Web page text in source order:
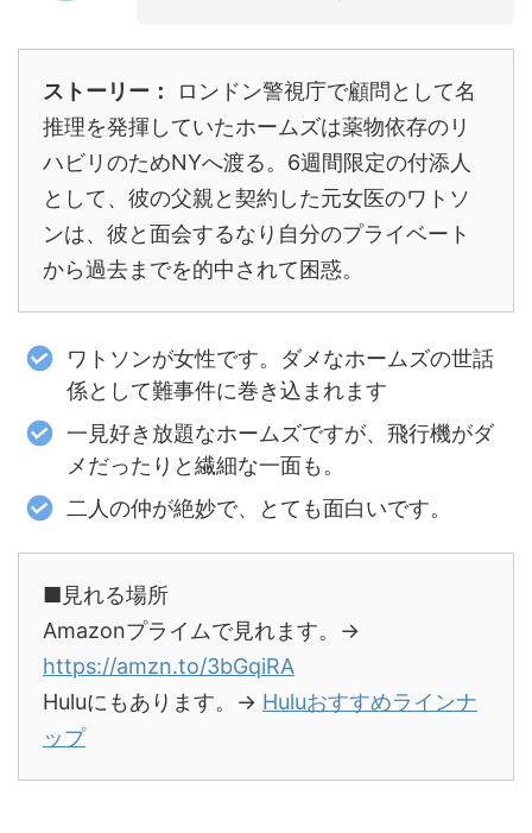
ストーリー：
ロンドン警視庁で顧問として名
推理を発揮していたホームズは薬物依存のリ
ハビリのためNYへ渡る。6週間限定の付添人
として、彼の父親と契約した元女医のワトソ
ンは、彼と面会するなり自分のプライベート
から過去までを的中されて困惑。
ワトソンが女性です。ダメなホームズの世話
係として難事件に巻き込まれます
一見好き放題なホームズですが、飛行機がダ
メだったりと繊細な一面も。
二人の仲が絶妙で、とても面白いです。
■見れる場所
Amazonプライムで見れます。→
https://amzn.to/3bGqiRA
Huluにもあります。→ Huluおすすめラインナ
ップ